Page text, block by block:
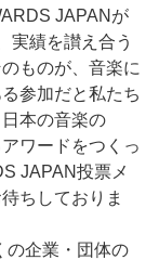
JAPANが
実績を讃え合う
ものが、音楽に
参加だと私たち
本の音楽の
ワードをつくっ
JAPAN投票メ
ちしておりま
の企業・団体の